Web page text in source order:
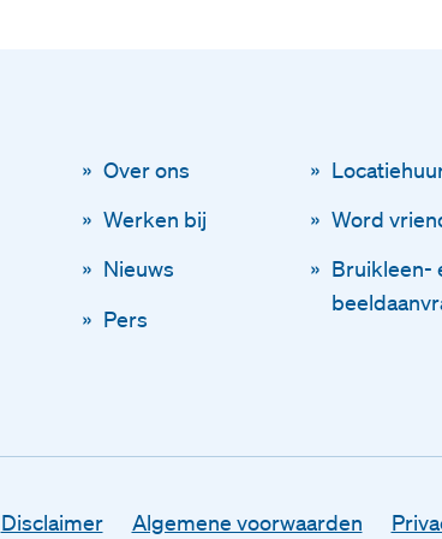
Over ons
Werken bij
Nieuws
Pers
Word
Bruikleen-
Disclaimer Algemene voorwaarden